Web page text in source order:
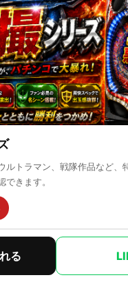
ルトラマン、戦隊作品など、
できます。
中古パチンコシリ
る